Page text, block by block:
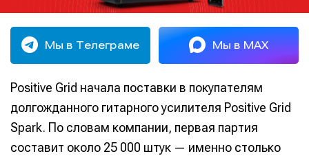
Мы в Телеграме Мы в MAX
Positive Grid начала поставки в покупателям
долгожданного гитарного усилителя Positive Grid
Spark. По словам компании, первая партия
составит около 25 000 штук — именно столько